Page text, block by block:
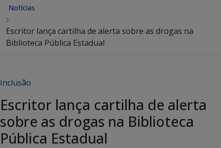
Notícias
Escritor lança cartilha de alerta sobre as drogas na
Biblioteca Pública Estadual
Inclusão
Escritor lança cartilha de alerta
sobre as drogas na Biblioteca
Pública Estadual